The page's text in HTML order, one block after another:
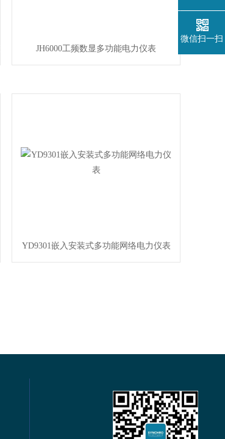
JH6000工频数显多功能电力仪表
YD9301嵌入安装式多功能网络电力仪表
微信扫一扫